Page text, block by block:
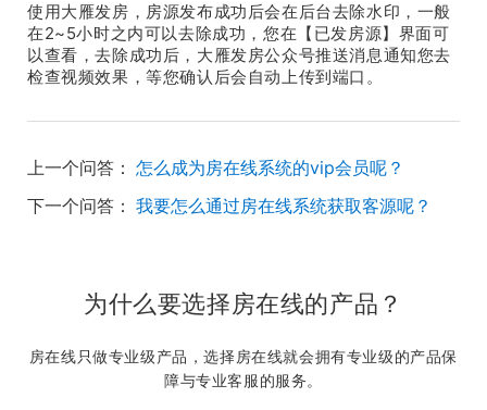
使用大雁发房，房源发布成功后会在后台去除水印，一般
在2~5小时之内可以去除成功，您在【已发房源】界面可
以查看，去除成功后，大雁发房公众号推送消息通知您去
检查视频效果，等您确认后会自动上传到端口。
上一个问答： 怎么成为房在线系统的vip会员呢？
下一个问答： 我要怎么通过房在线系统获取客源呢？
为什么要选择房在线的产品？
房在线只做专业级产品，选择房在线就会拥有专业级的产品保
障与专业客服的服务。